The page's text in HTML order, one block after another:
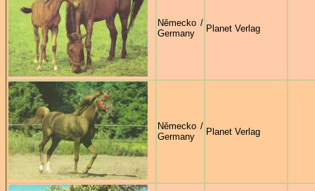
Německo /
Germany
Planet Verlag
Německo /
Germany
Planet Verlag